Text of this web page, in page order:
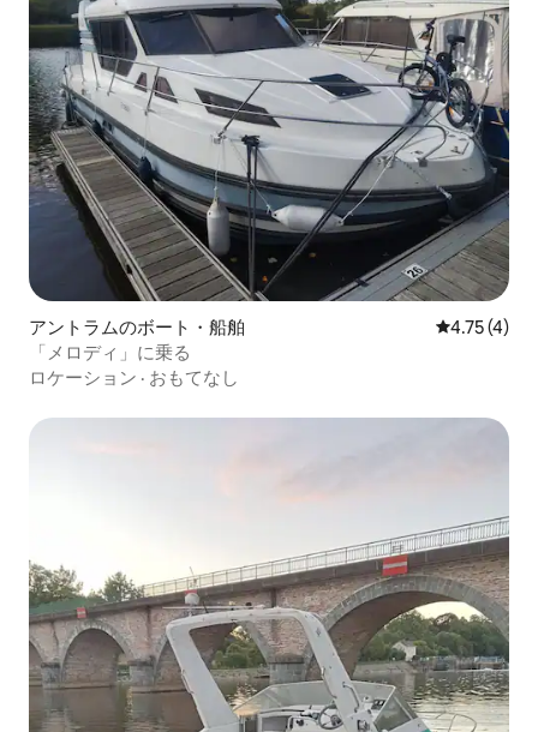
アントラムのボート・船舶 レビュー4
4.75 (4)
「メロディ」に乗る
ロケーション · おもてなし